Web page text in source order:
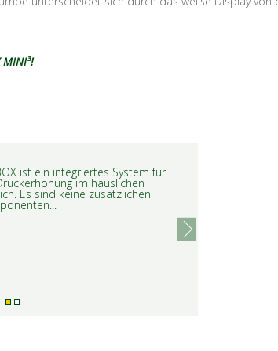
ist ein integriertes System für
im häuslichen
Es sind keine zusätzlichen
next